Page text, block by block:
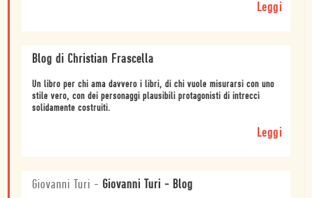
Leggi
Blog di Christian Frascella
Un libro per chi ama davvero i libri, di chi vuole misurarsi con uno
stile vero, con dei personaggi plausibili protagonisti di intrecci
solidamente costruiti.
Leggi
Giovanni Turi - Giovanni Turi - Blog